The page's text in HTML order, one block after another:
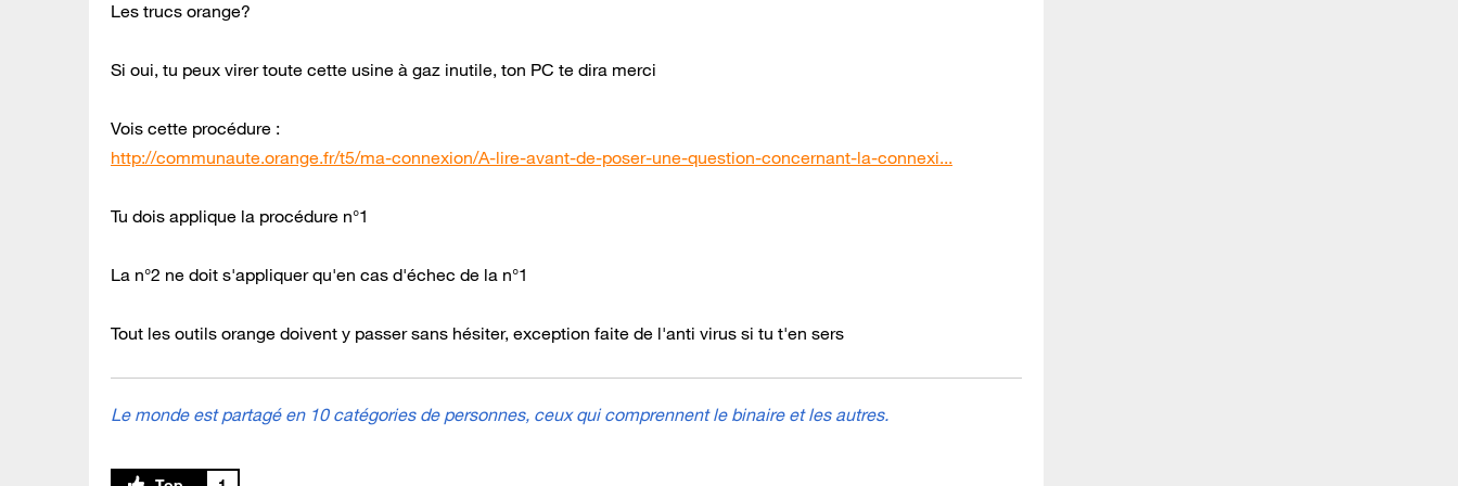
Les trucs orange?
Si oui, tu peux virer toute cette usine à gaz inutile, ton PC te dira merci
Vois cette procédure :
http://communaute.orange.fr/t5/ma-connexion/A-lire-avant-de-poser-une-question-concernant-la-connexi...
Tu dois applique la procédure n°1
La n°2 ne doit s'appliquer qu'en cas d'échec de la n°1
Tout les outils orange doivent y passer sans hésiter, exception faite de l'anti virus si tu t'en sers
Le monde est partagé en 10 catégories de personnes, ceux qui comprennent le binaire et les autres.